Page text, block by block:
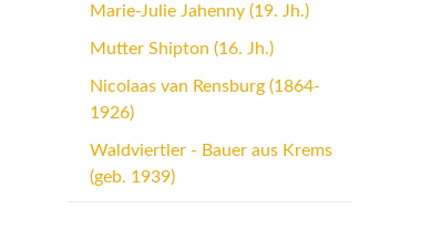
Marie-Julie Jahenny (19. Jh.)
Mutter Shipton (16. Jh.)
Nicolaas van Rensburg (1864-
1926)
Waldviertler - Bauer aus Krems
(geb. 1939)